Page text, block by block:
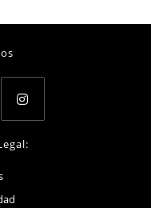
in
Opens
inOpens